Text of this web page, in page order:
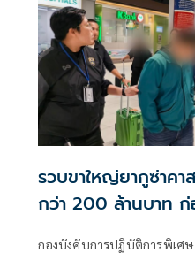
รวบขาใหญ่ยากูซ่าค
กว่า 200 ล้านบาท
กองบังคับการปฏิบัติการพิเศ